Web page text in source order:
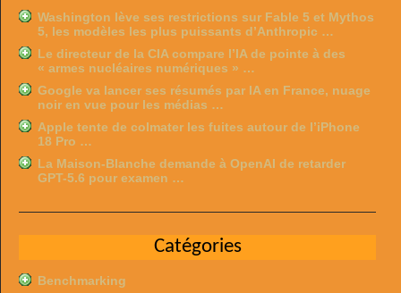
Washington lève ses restrictions sur Fable 5 et Mythos
5, les modèles les plus puissants d’Anthropic …
Le directeur de la CIA compare l’IA de pointe à des
« armes nucléaires numériques » …
Google va lancer ses résumés par IA en France, nuage
noir en vue pour les médias …
Apple tente de colmater les fuites autour de l’iPhone
18 Pro …
La Maison-Blanche demande à OpenAI de retarder
GPT-5.6 pour examen …
Catégories
Benchmarking